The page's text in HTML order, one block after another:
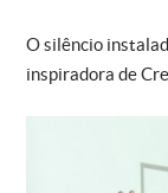
O silêncio
inspiradora de